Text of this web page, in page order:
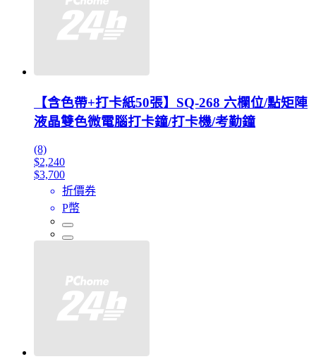
【含色帶+打卡紙50張】SQ-268 六欄位/點矩陣
液晶雙色微電腦打卡鐘/打卡機/考勤鐘
(8)
$2,240
$3,700
折價券
P幣